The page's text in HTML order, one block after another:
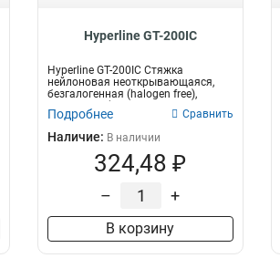
Hyperline GT-200IC
Hyperline GT-200IC Стяжка
нейлоновая неоткрывающаяся,
безгалогенная (halogen free),
200x3.6мм (...
Подробнее Сравнить
Наличие: В наличии
324,48 ₽
– +
В корзину